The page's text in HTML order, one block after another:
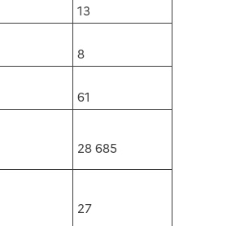
13
8
61
28 685
27